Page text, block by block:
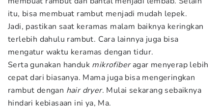
itu, bisa membuat rambut menjadi mudah lepek.
Jadi, pastikan saat keramas malam baiknya keringkan
terlebih dahulu rambut. Cara lainnya juga bisa
mengatur waktu keramas dengan tidur.
Serta gunakan handuk mikrofiberagar menyerap lebih
cepat dari biasanya. Mama juga bisa mengeringkan
rambut dengan hair dryer. Mulai sekarang sebaiknya
hindari kebiasaan ini ya, Ma.